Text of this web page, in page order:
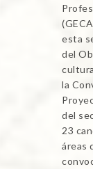
esta
del
la
del
23
áreas